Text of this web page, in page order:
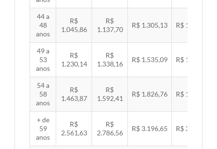
44 a
48
anos
R$
1.045,86
R$
1.137,70
R$ 1.305,13 R$ 1.344,92
49 a
53
anos
R$
1.230,14
R$
1.338,16
R$ 1.535,09 R$ 1.581,89
54 a
58
anos
R$
1.463,87
R$
1.592,41
R$ 1.826,76 R$ 1.882,45
+ de
59
anos
R$
2.561,63
R$
2.786,56
R$ 3.196,65 R$ 3.294,10